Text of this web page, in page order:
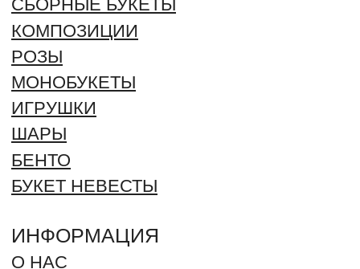
ДОКУМЕНТЫ
ПОЛИТИКА ОБРАБОТКИ
ПЕРСОНАЛЬНЫХ ДАННЫХ
СОГЛАСИЕ ОБРАБОТКИ
ПЕРСОНАЛЬНЫХ ДАННЫХ
ОФЕРТА
ГАРАНТИИ И ВОЗВРАТ
ОТЗЫВЫ
КОНТАКТЫ
РЕКВИЗИТЫ